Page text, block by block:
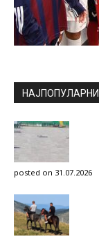
posted on 31.07.2026